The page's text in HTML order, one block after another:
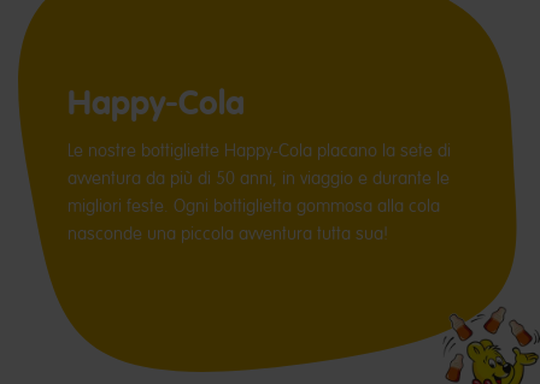
Happy-Cola
Le nostre bottigliette Happy-Cola placano la sete di
avventura da più di 50 anni, in viaggio e durante le
migliori feste. Ogni bottiglietta gommosa alla cola
nasconde una piccola avventura tutta sua!